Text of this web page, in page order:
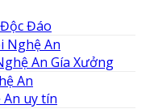
Đáo
An Gía Xưởng
uy tín